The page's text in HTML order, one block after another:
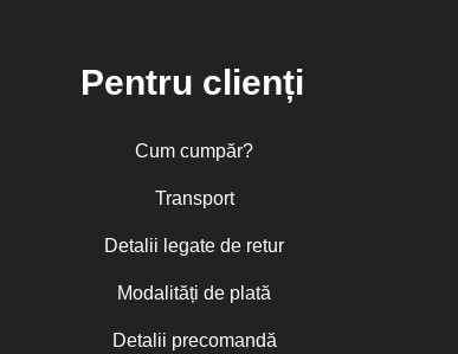
Pentru clienți
Cum cumpăr?
Transport
Detalii legate de retur
Modalități de plată
Detalii precomandă